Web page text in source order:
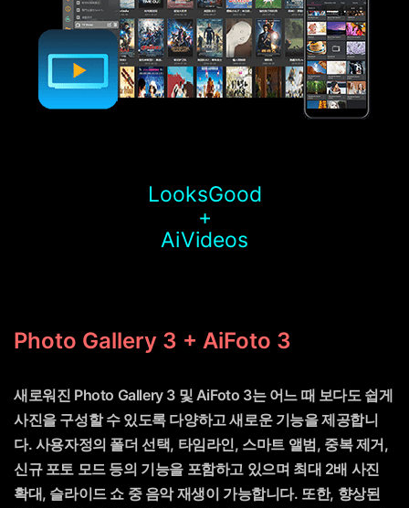
LooksGood
+
AiVideos
Photo Gallery 3 + AiFoto 3
새로워진 Photo Gallery 3 및 AiFoto 3는 어느 때 보다도 쉽게
사진을 구성할 수 있도록 다양하고 새로운 기능을 제공합니
다. 사용자정의 폴더 선택, 타임라인, 스마트 앨범, 중복 제거,
신규 포토 모드 등의 기능을 포함하고 있으며 최대 2배 사진
확대, 슬라이드 쇼 중 음악 재생이 가능합니다. 또한, 향상된